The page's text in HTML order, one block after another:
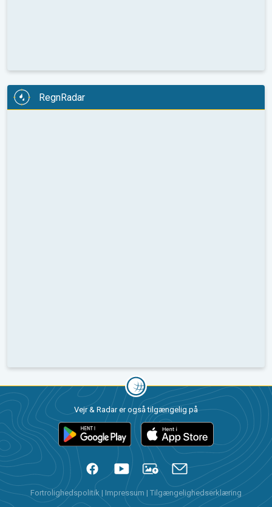
RegnRadar
Vejr & Radar er også tilgængelig på
Fortrolighedspolitik | Impressum | Tilgængelighedserklæring